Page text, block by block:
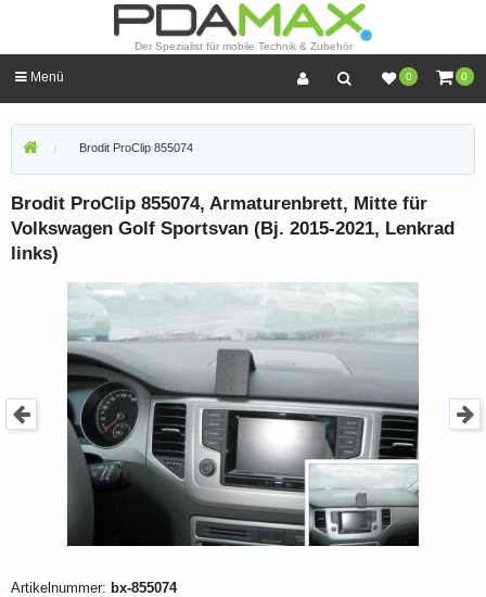
Der Spezialist für mobile Technik & Zubehör
0 0
Menü
Brodit ProClip 855074
Brodit ProClip 855074, Armaturenbrett, Mitte für
Volkswagen Golf Sportsvan (Bj. 2015-2021, Lenkrad
links)
Artikelnummer: bx-855074